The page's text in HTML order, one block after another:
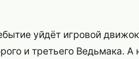
уйдёт игровой движок
и третьего Ведьмака. А